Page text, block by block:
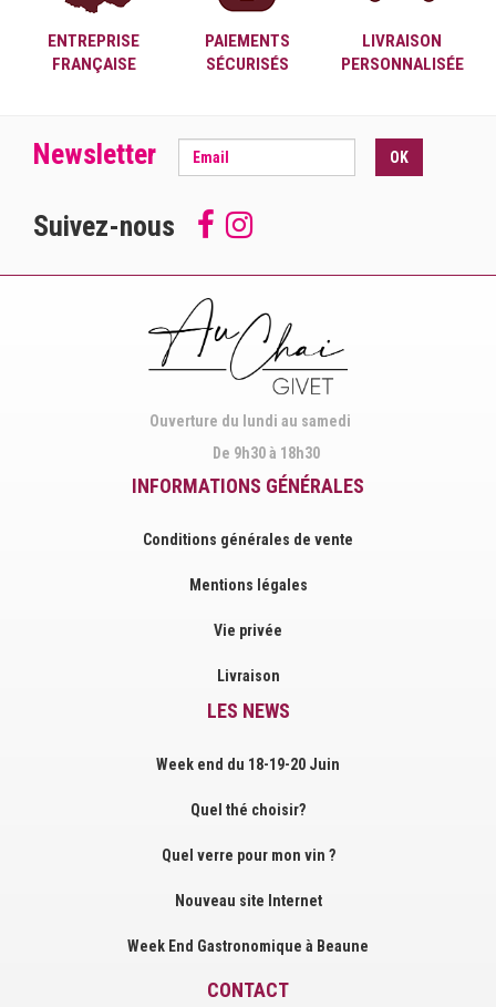
ENTREPRISE
FRANÇAISE
PAIEMENTS
SÉCURISÉS
LIVRAISON
PERSONNALISÉE
Newsletter OK
Suivez-nous
Follow
us
Facebook
Suivez-
nous
Instagram
Ouverture du lundi au samedi
De 9h30 à 18h30
INFORMATIONS GÉNÉRALES
Conditions générales de vente
Mentions légales
Vie privée
Livraison
LES NEWS
Week end du 18-19-20 Juin
Quel thé choisir?
Quel verre pour mon vin ?
Nouveau site Internet
Week End Gastronomique à Beaune
CONTACT